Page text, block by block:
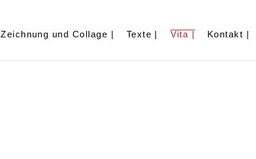
Zeichnung und Collage | Texte | Vita | Kontakt |